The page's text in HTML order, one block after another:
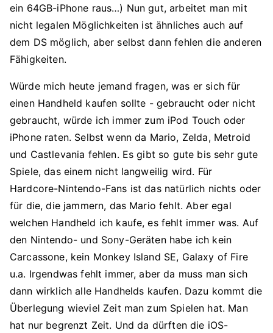
ein 64GB-iPhone raus…) Nun gut, arbeitet man mit
nicht legalen Möglichkeiten ist ähnliches auch auf
dem DS möglich, aber selbst dann fehlen die anderen
Fähigkeiten.
Würde mich heute jemand fragen, was er sich für
einen Handheld kaufen sollte - gebraucht oder nicht
gebraucht, würde ich immer zum iPod Touch oder
iPhone raten. Selbst wenn da Mario, Zelda, Metroid
und Castlevania fehlen. Es gibt so gute bis sehr gute
Spiele, das einem nicht langweilig wird. Für
Hardcore-Nintendo-Fans ist das natürlich nichts oder
für die, die jammern, das Mario fehlt. Aber egal
welchen Handheld ich kaufe, es fehlt immer was. Auf
den Nintendo- und Sony-Geräten habe ich kein
Carcassone, kein Monkey Island SE, Galaxy of Fire
u.a. Irgendwas fehlt immer, aber da muss man sich
dann wirklich alle Handhelds kaufen. Dazu kommt die
Überlegung wieviel Zeit man zum Spielen hat. Man
hat nur begrenzt Zeit. Und da dürften die iOS-